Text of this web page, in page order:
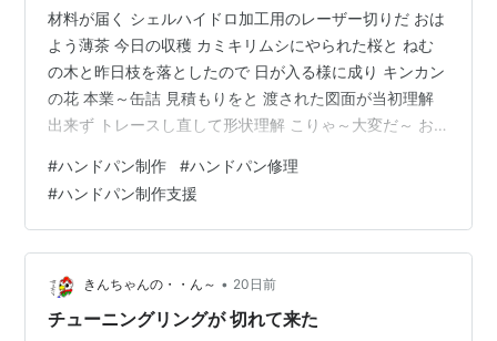
材料が届く シェルハイドロ加工用のレーザー切りだ おは
よう薄茶 今日の収穫 カミキリムシにやられた桜と ねむ
の木と昨日枝を落としたので 日が入る様に成り キンカン
の花 本業～缶詰 見積もりをと 渡された図面が当初理解
出来ず トレースし直して形状理解 こりゃ～大変だ～ お
らない事に気付く (´ヘ｀;) う～ん 何か考えよう 帰ろう
溜まりの鯉 今日は多かったが カラス集まらず 夕焼けと
言うより 薄明光線 おまけの地摺り朝顔 ～☆。.:*:・'゜ヽ
( ´ー`)ノ んじゃ まったね～♪
#ハンドパン制作 #ハンドパン修理
#ハンドパン制作支援
きんちゃんの・・ん～ • 20日前
チューニングリングが 切れて来た